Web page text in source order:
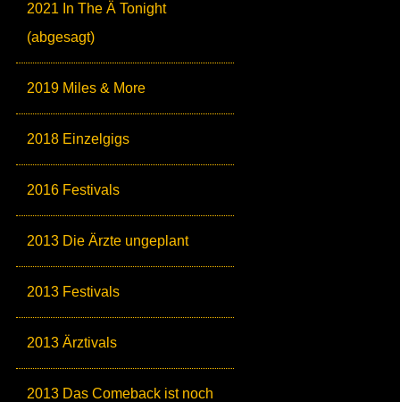
2021 In The Ä Tonight
(abgesagt)
2019 Miles & More
2018 Einzelgigs
2016 Festivals
2013 Die Ärzte ungeplant
2013 Festivals
2013 Ärztivals
2013 Das Comeback ist noch